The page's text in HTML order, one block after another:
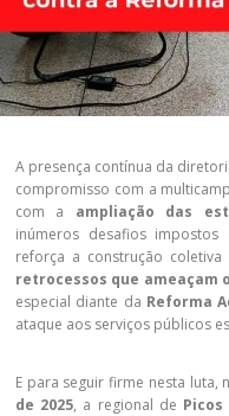
A presença contínua da
compromisso com a
com a ampliação das
inúmeros desafios impostos
reforça a construção
retrocessos que ameaçam
especial diante da Reforma
ataque aos serviços públicos
E para seguir firme nesta luta,
de 2025, a regional de Picos